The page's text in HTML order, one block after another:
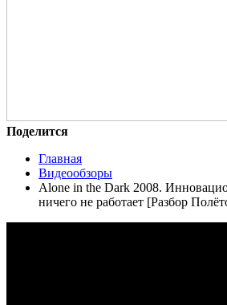
Поделится
Главная
Видеообзоры
Alone in the Dark 2008.
ничего не работает [Разбор